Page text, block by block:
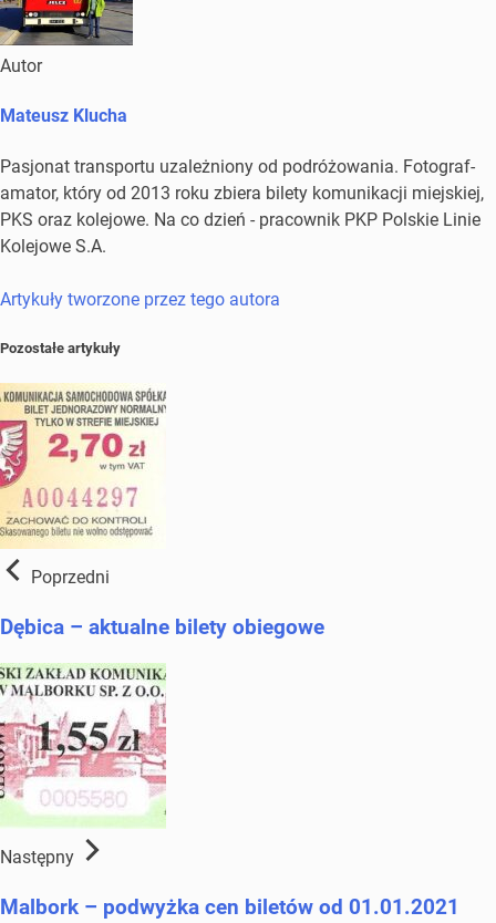
Autor
Mateusz Klucha
Pasjonat transportu uzależniony od podróżowania. Fotograf-
amator, który od 2013 roku zbiera bilety komunikacji miejskiej,
PKS oraz kolejowe. Na co dzień - pracownik PKP Polskie Linie
Kolejowe S.A.
Artykuły tworzone przez tego autora
Pozostałe artykuły
Poprzedni
Dębica – aktualne bilety obiegowe
Następny
Malbork – podwyżka cen biletów od 01.01.2021